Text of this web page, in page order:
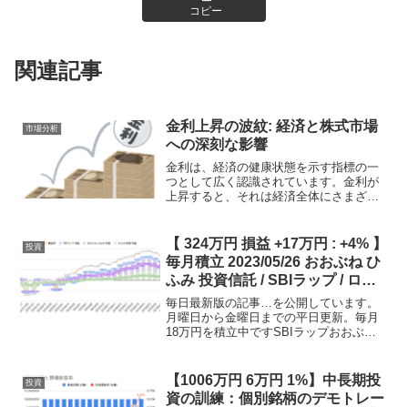
コピー
関連記事
市場分析
金利上昇の波紋: 経済と株式市場
への深刻な影響
金利は、経済の健康状態を示す指標の一
つとして広く認識されています。金利が
上昇すると、それは経済全体にさまざま
借り入れのコストが高くなるため、企業
や個人の貸出が減少する可...
投資
【 324万円 損益 +17万円 : +4% 】
毎月積立 2023/05/26 おおぶね ひ
ふみ 投資信託 / SBIラップ / ロボ
ット投資 株価下落影響受ける 140
円にドル円為替突入の影響は？
毎日最新版の記事…を公開しています。
月曜日から金曜日までの平日更新。毎月
18万円を積立中ですSBIラップおおぶね
投資の初心者むけ講座 毎月積立 ドルコス
ト平均...
投資
【1006万円 6万円 1%】中長期投
資の訓練：個別銘柄のデモトレー